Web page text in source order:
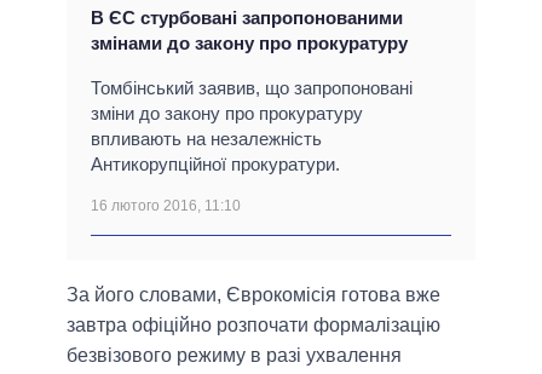
В ЄС стурбовані запропонованими
змінами до закону про прокуратуру
Томбінський заявив, що запропоновані
зміни до закону про прокуратуру
впливають на незалежність
Антикорупційної прокуратури.
16 лютого 2016, 11:10
За його словами, Єврокомісія готова вже
завтра офіційно розпочати формалізацію
безвізового режиму в разі ухвалення